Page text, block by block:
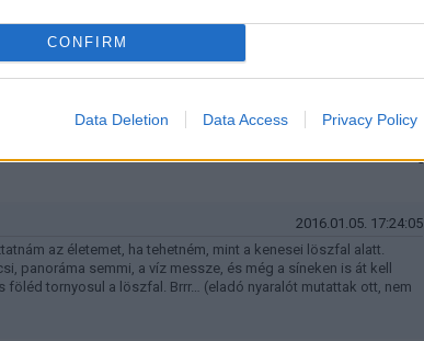
CONFIRM
Data Deletion Data Access Privacy Policy
éjszakán megindul lefelé az egész hóbelebanc a
földvári stb peremreépíteséknél..
2016.01.05. 17:24:05
az életemet, ha tehetném, mint a kenesei löszfal alatt.
panoráma semmi, a víz messze, és még a síneken is át kell
föléd tornyosul a löszfal. Brrr… (eladó nyaralót mutattak ott, nem